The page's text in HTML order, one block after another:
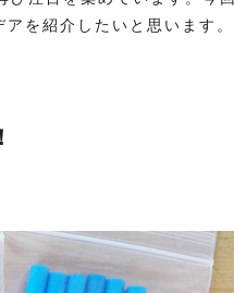
を紹介したいと思います。